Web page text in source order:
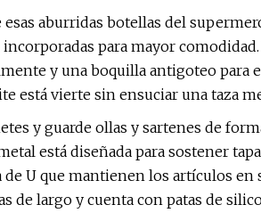
aburridas botellas del
para mayor
y una boquilla antigoteo para
está vierte sin ensuciar una taza
y guarde ollas y sartenes de
está diseñada para sostener
U que mantienen los artículos
de largo y cuenta con patas de